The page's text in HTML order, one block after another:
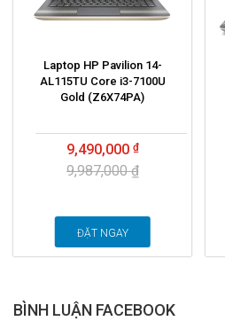
Laptop HP Pavilion 14-
AL115TU Core i3-7100U
Gold (Z6X74PA)
9,490,000
9,987,000 ₫
ĐẶT NGAY
BÌNH LUẬN FACEBOOK